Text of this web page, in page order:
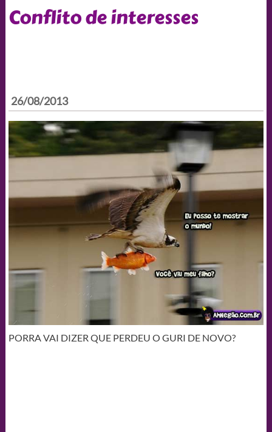
Conflito de interesses
26/08/2013
PORRA VAI DIZER QUE PERDEU O GURI DE NOVO?